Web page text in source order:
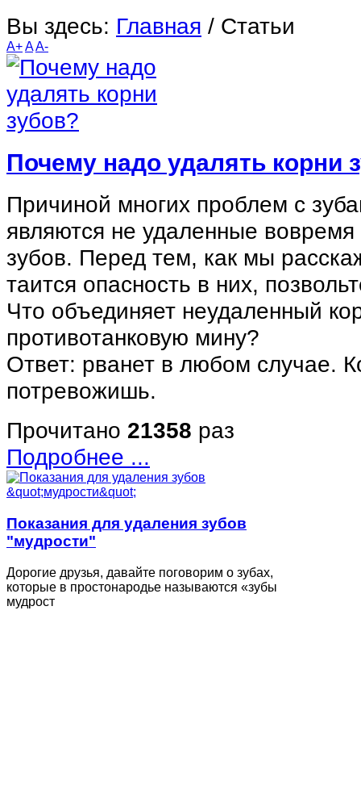
Вы здесь: Главная / Статьи
A+AA-
Почему надо удалять корни
Причиной многих проблем с
являются не удаленные
зубов. Перед тем, как мы
таится опасность в них,
Что объединяет неудаленный
противотанковую мину?
Ответ: рванет в любом случае.
потревожишь.
Прочитано 21358 раз
Подробнее ...
Показания для удаления зубов
"мудрости"
Дорогие друзья, давайте поговорим о зубах,
которые в простонародье называются «зубы
мудрост